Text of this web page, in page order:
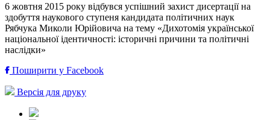
6 жовтня 2015 року відбувся успішний захист дисертації на
здобуття наукового ступеня кандидата політичних наук
Рябчука Миколи Юрійовича на тему «Дихотомія української
національної ідентичності: історичні причини та політичні
наслідки»
Поширити у Facebook
Версія для друку